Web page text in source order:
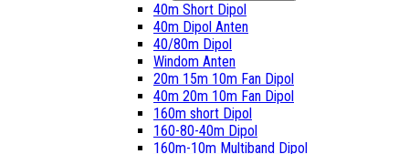
40m Short Dipol
40m Dipol Anten
40/80m Dipol
Windom Anten
20m 15m 10m Fan Dipol
40m 20m 10m Fan Dipol
160m short Dipol
160-80-40m Dipol
160m-10m Multiband Dipol